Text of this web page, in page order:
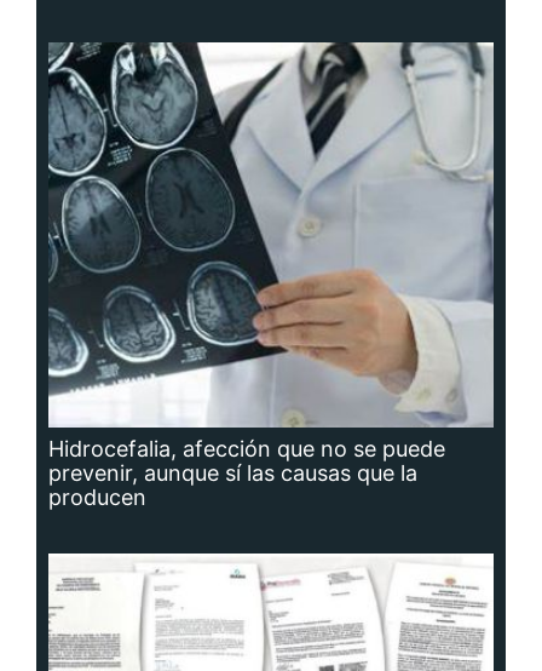
Hidrocefalia, afección que no se puede
prevenir, aunque sí las causas que la
producen